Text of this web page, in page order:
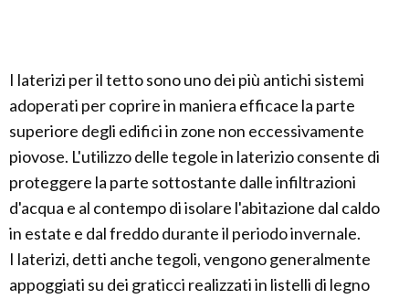
I laterizi per il tetto sono uno dei più antichi sistemi
adoperati per coprire in maniera efficace la parte
superiore degli edifici in zone non eccessivamente
piovose. L'utilizzo delle tegole in laterizio consente di
proteggere la parte sottostante dalle infiltrazioni
d'acqua e al contempo di isolare l'abitazione dal caldo
in estate e dal freddo durante il periodo invernale.
I laterizi, detti anche tegoli, vengono generalmente
appoggiati su dei graticci realizzati in listelli di legno